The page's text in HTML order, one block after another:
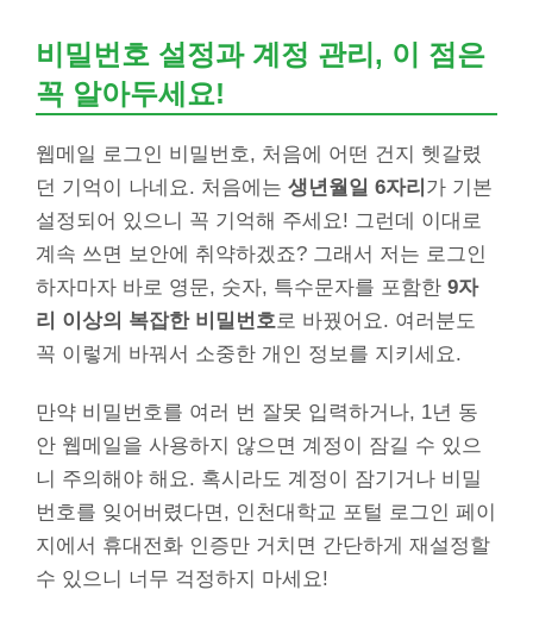
비밀번호 설정과 계정 관리, 이 점은
꼭 알아두세요!
웹메일 로그인 비밀번호, 처음에 어떤 건지 헷갈렸
던 기억이 나네요. 처음에는 생년월일 6자리 가 기본
설정되어 있으니 꼭 기억해 주세요! 그런데 이대로
계속 쓰면 보안에 취약하겠죠? 그래서 저는 로그인
하자마자 바로 영문, 숫자, 특수문자를 포함한 9자
리 이상의 복잡한 비밀번호로 바꿨어요. 여러분도
꼭 이렇게 바꿔서 소중한 개인 정보를 지키세요.
만약 비밀번호를 여러 번 잘못 입력하거나, 1년 동
안 웹메일을 사용하지 않으면 계정이 잠길 수 있으
니 주의해야 해요. 혹시라도 계정이 잠기거나 비밀
번호를 잊어버렸다면, 인천대학교 포털 로그인 페이
지에서 휴대전화 인증만 거치면 간단하게 재설정할
수 있으니 너무 걱정하지 마세요!